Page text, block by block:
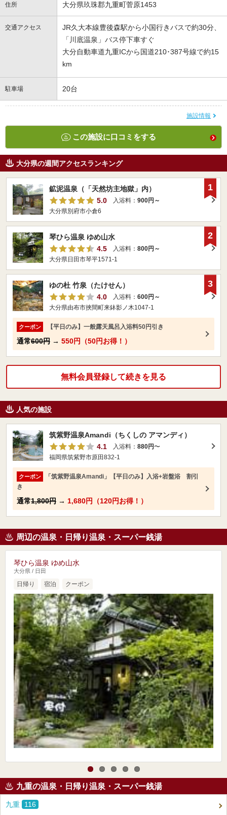
住所 大分県玖珠郡九重町菅原1453
交通アクセス
JR久大本線豊後森駅から小国行きバスで約30分、
「川底温泉」バス停下車すぐ
大分自動車道九重ICから国道210･387号線で約15
km
駐車場 20台
施設情報
この施設に口コミをする
大分県の週間アクセスランキング
鉱泥温泉（「天然坊主地獄」内）
5.0
入浴料： 900円～
大分県別府市小倉6
1
琴ひら温泉 ゆめ山水
4.5
入浴料： 800円～
大分県日田市琴平1571-1
2
ゆの杜 竹泉（たけせん）
4.0
入浴料： 600円～
大分県由布市挾間町来鉢影ノ木1047-1
クーポン 【平日のみ】一般露天風呂入浴料50円引き
通常600円 → 550円（50円お得！）
3
無料会員登録して続きを見る
人気の施設
筑紫野温泉Amandi（ちくしの アマンディ）
4.1
入浴料： 880円〜
福岡県筑紫野市原田832-1
クーポン
「筑紫野温泉Amandi」【平日のみ】入浴+岩盤浴 割引
き
通常1,800円 → 1,680円（120円お得！）
周辺の温泉・日帰り温泉・スーパー銭湯
琴ひら温泉 ゆめ山水
大分県 / 日田
日帰り 宿泊 クーポン
九重の温泉・日帰り温泉・スーパー銭湯
九重 116